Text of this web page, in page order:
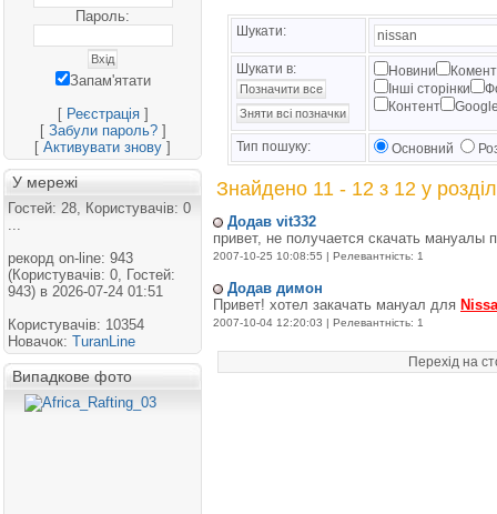
Пароль:
Запам'ятати
[ Реєстрація]
[ Забули пароль?]
[ Активувати знову ]
У мережі
Гостей: 28, Користувачів: 0
...
рекорд on-line: 943
(Користувачів: 0, Гостей:
943) в 2026-07-24 01:51
Користувачів: 10354
Новачок: TuranLine
Випадкове фото
Шукати:
Шукати в: Новини
Інші сторінки
Контент
Тип пошуку: Основний
Знайдено 11 - 12 з 12 у
Додав vit332
привет, не получается скачать мануалы
2007-10-25 10:08:55 | Релевантність: 1
Додав димон
Привет! хотел закачать мануал для
2007-10-04 12:20:03 | Релевантність: 1
Перехід на